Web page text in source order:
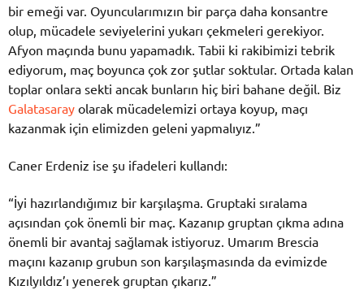
bir emeği var. Oyuncularımızın bir parça daha konsantre
olup, mücadele seviyelerini yukarı çekmeleri gerekiyor.
Afyon maçında bunu yapamadık. Tabii ki rakibimizi tebrik
ediyorum, maç boyunca çok zor şutlar soktular. Ortada kalan
toplar onlara sekti ancak bunların hiç biri bahane değil. Biz
Galatasaray olarak mücadelemizi ortaya koyup, maçı
kazanmak için elimizden geleni yapmalıyız.”
Caner Erdeniz ise şu ifadeleri kullandı:
“İyi hazırlandığımız bir karşılaşma. Gruptaki sıralama
açısından çok önemli bir maç. Kazanıp gruptan çıkma adına
önemli bir avantaj sağlamak istiyoruz. Umarım Brescia
maçını kazanıp grubun son karşılaşmasında da evimizde
Kızılyıldız’ı yenerek gruptan çıkarız.”